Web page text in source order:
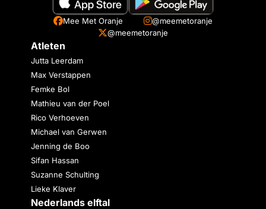
Mee Met Oranje
@meemetoranje
@meemetoranje
Atleten
Jutta Leerdam
Max Verstappen
Femke Bol
Mathieu van der Poel
Rico Verhoeven
Michael van Gerwen
Jenning de Boo
Sifan Hassan
Suzanne Schulting
Lieke Klaver
Nederlands elftal